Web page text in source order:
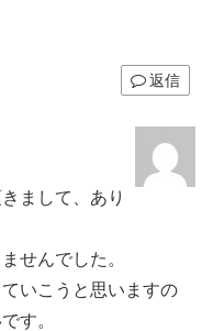
返信
まして、あり
せんでした。
いこうと思いますの
す。